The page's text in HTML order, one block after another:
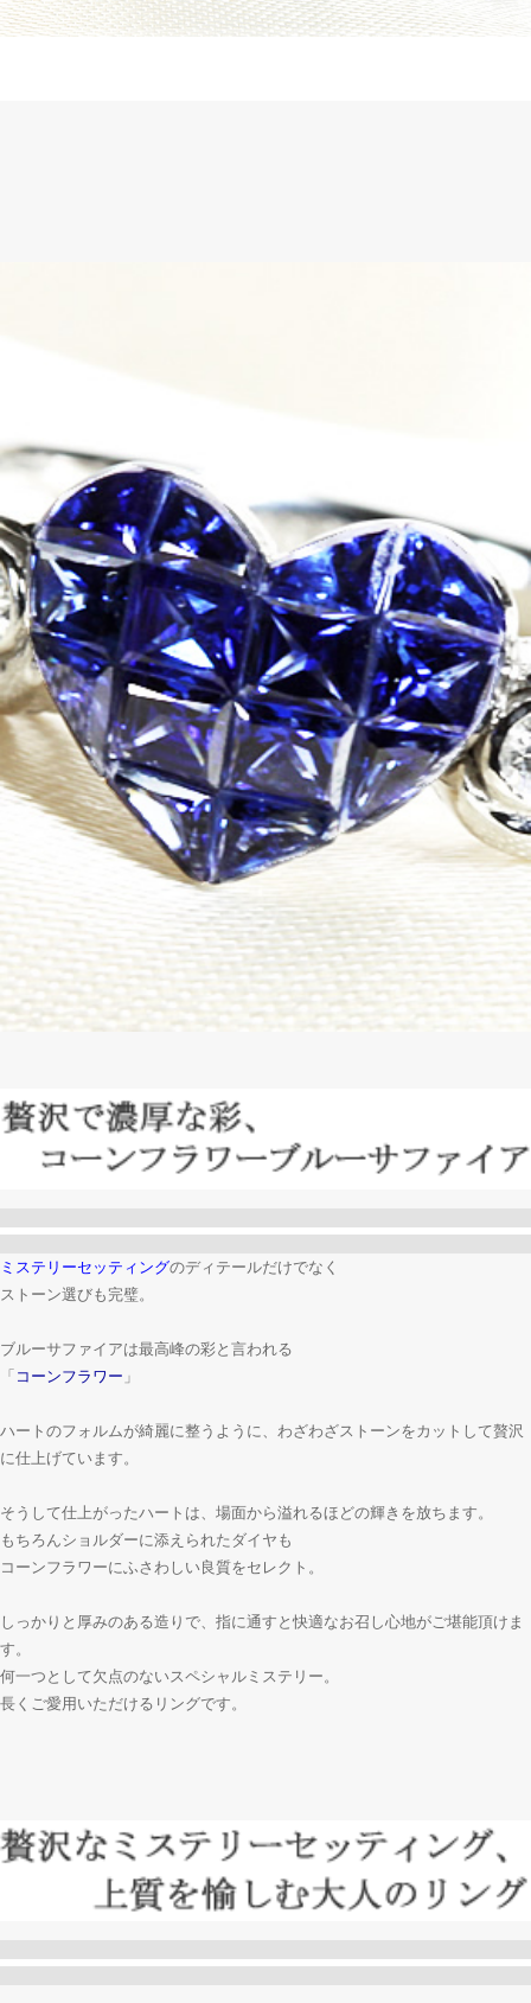
ミステリーセッティングのディテールだけでなく
ストーン選びも完璧。
ブルーサファイアは最高峰の彩と言われる
「 コーンフラワー 」
ハートのフォルムが綺麗に整うように、わざわざストーンをカットして贅沢
に仕上げています。
そうして仕上がったハートは、場面から溢れるほどの輝きを放ちます。
もちろんショルダーに添えられたダイヤも
コーンフラワーにふさわしい良質をセレクト。
しっかりと厚みのある造りで、指に通すと快適なお召し心地がご堪能頂けま
す。
何一つとして欠点のないスペシャルミステリー。
長くご愛用いただけるリングです。